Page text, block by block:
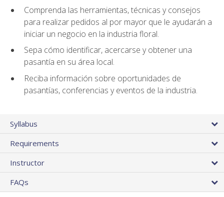
Comprenda las herramientas, técnicas y consejos
para realizar pedidos al por mayor que le ayudarán a
iniciar un negocio en la industria floral.
Sepa cómo identificar, acercarse y obtener una
pasantía en su área local.
Reciba información sobre oportunidades de
pasantías, conferencias y eventos de la industria.
Syllabus
Requirements
Instructor
FAQs